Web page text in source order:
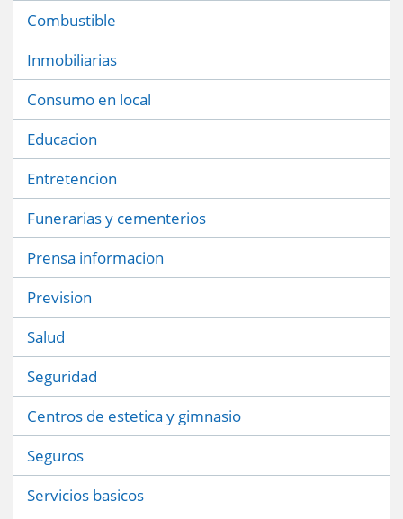
Combustible
Inmobiliarias
Consumo en local
Educacion
Entretencion
Funerarias y cementerios
Prensa informacion
Prevision
Salud
Seguridad
Centros de estetica y gimnasio
Seguros
Servicios basicos